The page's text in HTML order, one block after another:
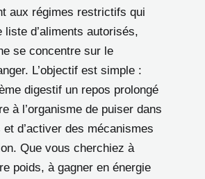
aux régimes restrictifs qui
liste d’aliments autorisés,
se concentre sur le
L’objectif est simple :
digestif un repos prolongé
à l’organisme de puiser dans
d’activer des mécanismes
Que vous cherchiez à
poids, à gagner en énergie